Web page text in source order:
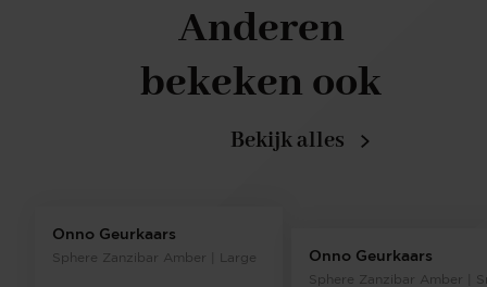
Onno Geurkaars
Sphere Zanzibar Amber | Large Onno Geurkaars
Sphere Zanzibar Amber |
Anderen
bekeken ook
Bekijk alles